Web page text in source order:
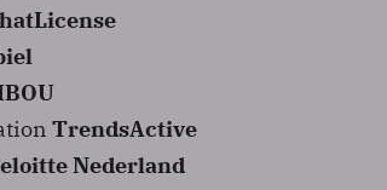
TrendsActive
Nederland